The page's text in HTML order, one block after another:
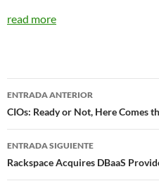
read more
Navegador
de
entradas
ENTRADA ANTERIOR
CIOs: Ready or Not, Here Comes
ENTRADA SIGUIENTE
Rackspace Acquires DBaaS